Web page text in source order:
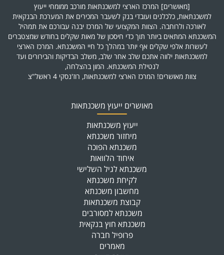
[מאושרים] המרכז הארצי למשכנתאות מורכב ממומחי ייעוץ
למשכנתאות, כלכלנים ועובדי בנק לשעבר המכירים את המערכת הבנקאית
לאורכה ולרוחבה. הצוות המקצועי של המרכז יבנה עבורכם את תמהיל
המשכנתא המתאים ביותר תוך כדי חיסכון של מאות שקלים בחודש שמצטברים
לעשרות אלפי שקלים אף יותר במהלך כל חיי המשכנתא. המרכז הארצי
למשכנתאות ילווה אתכם שלב אחר שלב, משלב הבדיקות והבירורים ועד
לנטילת המשכנתא. המון בהצלחה,
צוות מאושרים! המרכז הארצי למשכנתאות, רוז'נסקי 4 ראשל"צ
מאושרים ייעוץ משכנתאות
ייעוץ משכנתאות
מיחזור משכנתא
משכנתא הפוכה
איחוד הלוואות
משכנתא לגיל השלישי
לקיחת משכנתא
מחשבון משכנתא
קבוצת משכנתאות
משכנתא למסורבים
משכנתא חוץ בנקאית
פרופיל חברה
מאמרים